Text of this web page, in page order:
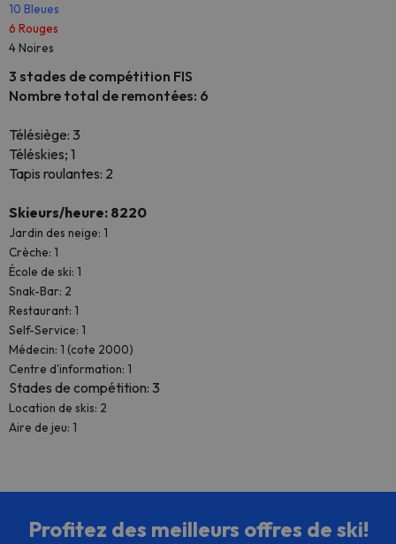
10 Bleues
6 Rouges
4 Noires
3 stades de compétition FIS
Nombre total de remontées: 6
Télésiège: 3
Téléskies; 1
Tapis roulantes: 2
Skieurs/heure: 8220
Jardin des neige: 1
Crèche: 1
École de ski: 1
Snak-Bar: 2
Restaurant: 1
Self-Service: 1
Médecin: 1 (cote 2000)
Centre d'information: 1
Stades de compétition: 3
Location de skis: 2
Aire de jeu: 1
Profitez des meilleurs offres de ski!